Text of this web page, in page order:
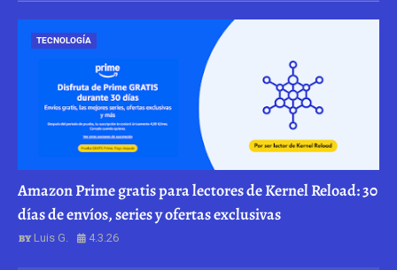
TECNOLOGÍA
Amazon Prime gratis para lectores de Kernel Reload: 30
días de envíos, series y ofertas exclusivas
Luis G. 4.3.26